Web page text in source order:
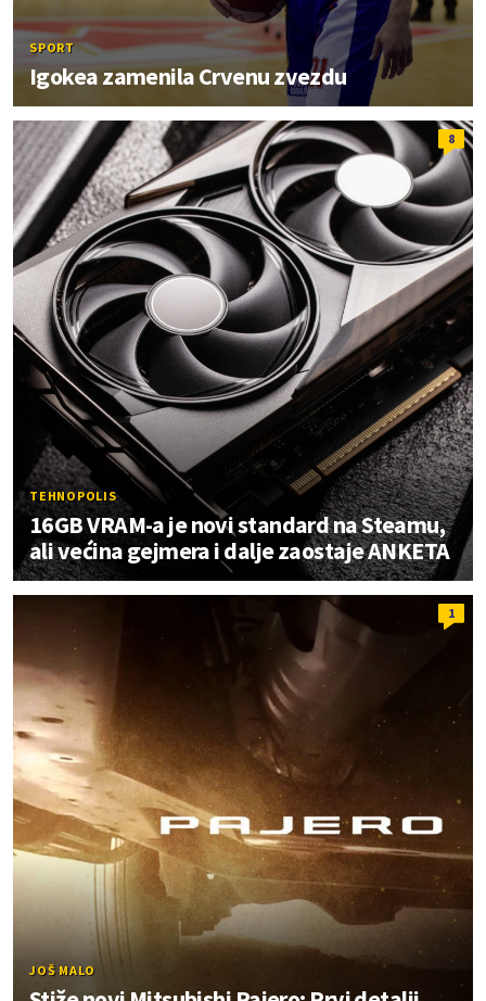
SPORT
Igokea zamenila Crvenu zvezdu
8
TEHNOPOLIS
16GB VRAM-a je novi standard na Steamu,
ali većina gejmera i dalje zaostaje ANKETA
1
JOŠ MALO